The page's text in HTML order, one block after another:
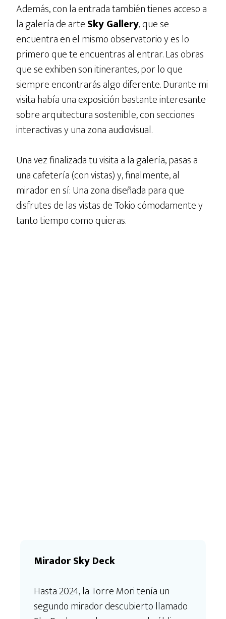
Además, con la entrada también tienes acceso a
la galería de arteSky Gallery, que se
encuentra en el mismo observatorio y es lo
primero que te encuentras al entrar. Las obras
que se exhiben son itinerantes, por lo que
siempre encontrarás algo diferente. Durante mi
visita había una exposición bastante interesante
sobre arquitectura sostenible, con secciones
interactivas y una zona audiovisual.
Una vez finalizada tu visita a la galería, pasas a
una cafetería (con vistas) y, finalmente, al
mirador en sí: Una zona diseñada para que
disfrutes de las vistas de Tokio cómodamente y
tanto tiempo como quieras.
Mirador Sky Deck
Hasta 2024, la Torre Mori tenía un
segundo mirador descubierto llamado